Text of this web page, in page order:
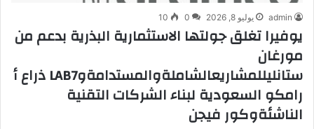
admin يوليو 8, 2026 0
10
يوفيرا تغلق جولتها الاستثمارية البذرية بدعم من
مورغان
ستانليللمشاريعالشاملةوالمستدامةوLAB7 ذراع أ
رامكو السعودية لبناء الشركات التقنية
الناشئةوكور فيجن